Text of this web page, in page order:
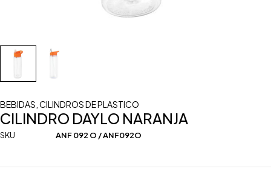
BEBIDAS CILINDROS DE PLASTICO
CILINDRO DAYLO NARANJA
SKU ANF 092 O / ANF092O